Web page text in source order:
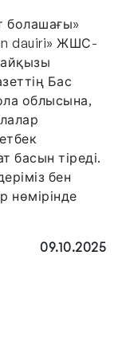
болашағы»
dauiri» ЖШС-
Бас
облысына,
басын тіреді.
бен
нөмірінде
09.10.2025